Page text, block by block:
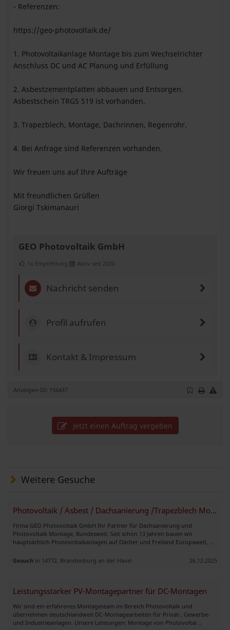
- Referenzen:
https://geo-photovoltaik.de/
1. Photovoltaikanlage Montage bis zum Wechselrichter
Anschluss DC und AC Planung und Erfüllung
2. Asbestzementplatten abbauen und Entsorgen.
Asbestschein TRGS 519 ist vorhanden.
3. Trapezblech, Montage, Dachrinnen, Regenrohr.
4. Bei Anfrage sind Referenzen vorhanden.
Wir freuen uns auf Ihre Aufträge
Mit freundlichen Grüßen
Giorgi Tskimanauri
GEO Photovoltaik GmbH
1x Empfehlung Aktiv seit 2020
Nachricht senden
Profil aufrufen
Kontakt & Impressum
Anzeigen-ID: 156437
Jetzt einen Auftrag vergeben
Weitere Gesuche
Photovoltaik / Asbest / Dachsanierung /Trapezblech Montage/Bundesweit
Firma GEO Photovoltaik GmbH Ihr Partner für Dachsanierung und
Photovoltaik Montage, Bundesweit. Seit schon 13 Jahren bauen wir
hauptsächlich Photovoltaikanlagen auf Dächer und Freiland Europaweit, ..
Gesuch in 14772, Brandenburg an der Havel 26.12.2025
Leistungsstarker PV-Montagepartner für DC-Montagen
Wir sind ein erfahrenes Montageteam im Bereich Photovoltaik und
übernehmen deutschlandweit DC-Montagearbeiten für Privat-, Gewerbe-
und Industrieanlagen. Unsere Leistungen: Montage von Photovoltai ..